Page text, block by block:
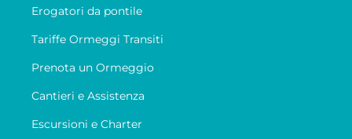
Erogatori da pontile
Tariffe Ormeggi Transiti
Prenota un Ormeggio
Cantieri e Assistenza
Escursioni e Charter